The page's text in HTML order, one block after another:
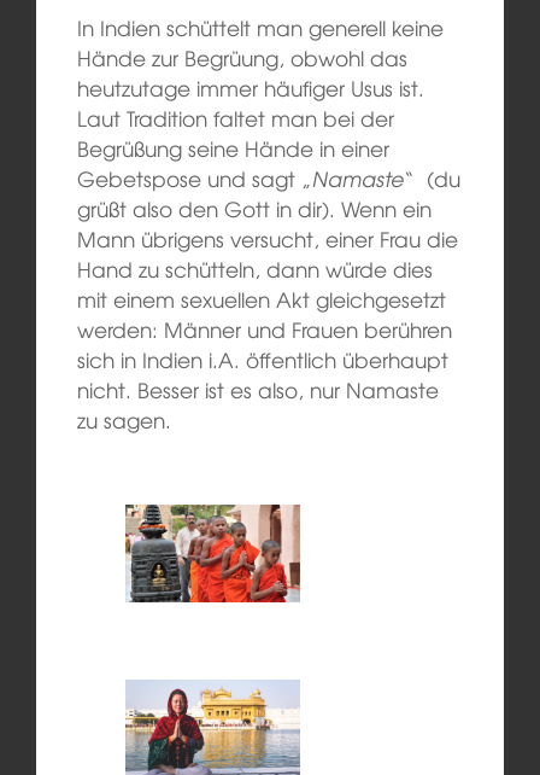
In Indien schüttelt man generell keine
Hände zur Begrüung, obwohl das
heutzutage immer häufiger Usus ist.
Laut Tradition faltet man bei der
Begrüßung seine Hände in einer
Gebetspose und sagt „Namaste“ (du
grüßt also den Gott in dir). Wenn ein
Mann übrigens versucht, einer Frau die
Hand zu schütteln, dann würde dies
mit einem sexuellen Akt gleichgesetzt
werden: Männer und Frauen berühren
sich in Indien i.A. öffentlich überhaupt
nicht. Besser ist es also, nur Namaste
zu sagen.